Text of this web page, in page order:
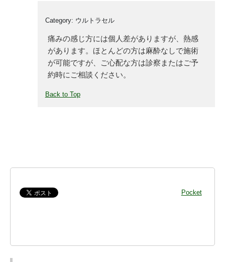
Category: ウルトラセル
痛みの感じ方には個人差がありますが、熱感
があります。ほとんどの方は麻酔なしで施術
が可能ですが、ご心配な方は診察またはご予
約時にご相談ください。
Back to Top
Pocket